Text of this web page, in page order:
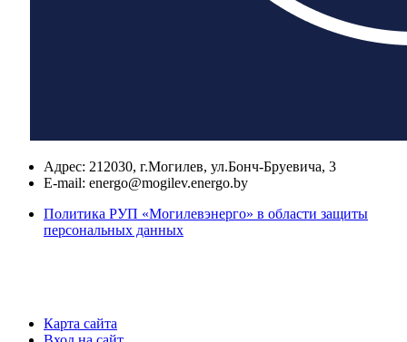
Адрес: 212030, г.Могилев, ул.Бонч-Бруевича, 3
E-mail: energo@mogilev.energo.by
Политика РУП «Могилевэнерго» в области защиты
персональных данных
Карта сайта